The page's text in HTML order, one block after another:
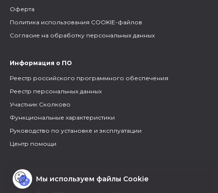
Оферта
Политика использования COOKIE-файлов
Согласие на обработку персональных данных
Информация о ПО
Реестр российского программного обеспечения
Реестр персональных данных
Участник Сколково
Функциональные характеристики
Руководство по установке и эксплуатации
Центр помощи
Мы используем файлы Cookie